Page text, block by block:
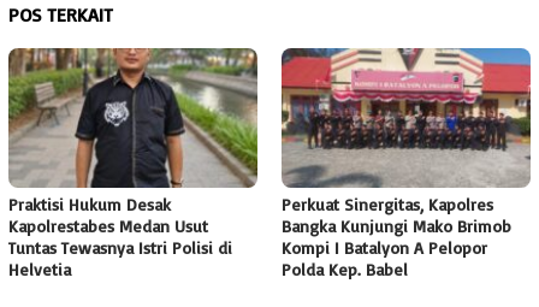
POS TERKAIT
Praktisi Hukum Desak
Kapolrestabes Medan Usut
Tuntas Tewasnya Istri Polisi di
Helvetia
Perkuat Sinergitas, Kapolres
Bangka Kunjungi Mako Brimob
Kompi I Batalyon A Pelopor
Polda Kep. Babel